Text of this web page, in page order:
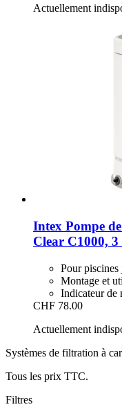
Actuellement
Intex Pompe
Clear C1000, 3
Pour
Montage et
Indicateur de
CHF 78.00
Actuellement
Systèmes de filtration à
Tous les prix TTC.
Filtres